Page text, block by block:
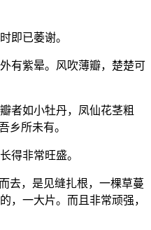
即已萎谢。
有紫晕。风吹薄瓣，楚楚可
者如小牡丹，凤仙花茎粗
乡所未有。
得非常旺盛。
去，是见缝扎根，一棵草蔓
，一大片。而且非常顽强，